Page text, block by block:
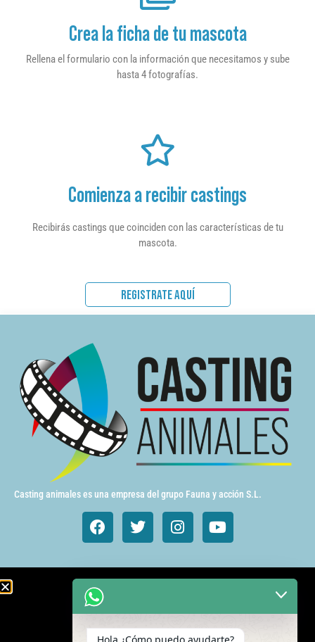
Crea la ficha de tu mascota
Rellena el formulario con la información que necesitamos y sube
hasta 4 fotografías.
Comienza a recibir castings
Recibirás castings que coinciden con las características de tu
mascota.
REGISTRATE AQUÍ
Casting animales es una empresa del grupo Fauna y acción S.L.
Animales de cine y TV